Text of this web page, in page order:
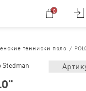
0
тенниски поло /
Stedman